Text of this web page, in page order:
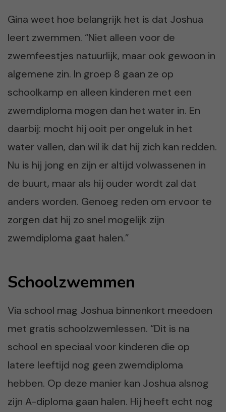
Gina weet hoe belangrijk het is dat Joshua
leert zwemmen. “Niet alleen voor de
zwemfeestjes natuurlijk, maar ook gewoon in
algemene zin. In groep 8 gaan ze op
schoolkamp en alleen kinderen met een
zwemdiploma mogen dan het water in. En
daarbij: mocht hij ooit per ongeluk in het
water vallen, dan wil ik dat hij zich kan redden.
Nu is hij jong en zijn er altijd volwassenen in
de buurt, maar als hij ouder wordt zal dat
anders worden. Genoeg reden om ervoor te
zorgen dat hij zo snel mogelijk zijn
zwemdiploma gaat halen.”
Schoolzwemmen
Via school mag Joshua binnenkort meedoen
met gratis schoolzwemlessen. “Dit is na
school en speciaal voor kinderen die op
latere leeftijd nog geen zwemdiploma
hebben. Op deze manier kan Joshua alsnog
zijn A-diploma gaan halen. Hij heeft echt nog